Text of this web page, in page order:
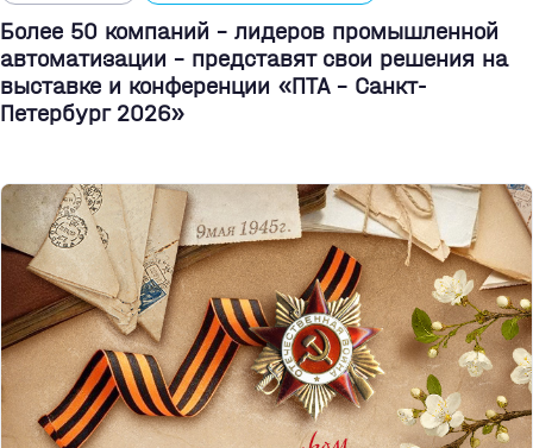
Более 50 компаний - лидеров промышленной
автоматизации - представят свои решения на
выставке и конференции «ПТА – Санкт-
Петербург 2026»